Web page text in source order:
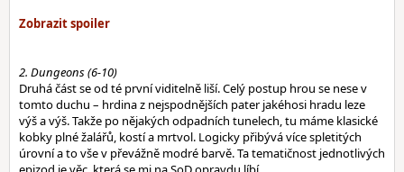
2. Dungeons (6-10)
Druhá část se od té první viditelně liší. Celý postup hrou se nese v
tomto duchu – hrdina z nejspodnějších pater jakéhosi hradu leze
výš a výš. Takže po nějakých odpadních tunelech, tu máme klasické
kobky plné žalářů, kostí a mrtvol. Logicky přibývá více spletitých
úrovní a to vše v převážně modré barvě. Ta tematičnost jednotlivých